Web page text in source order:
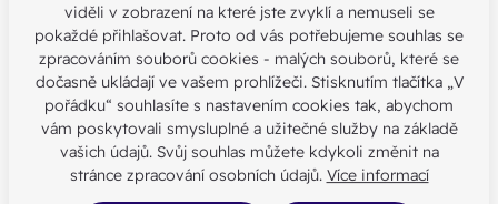
Katedra św. Piotra i Pawła
Rzymskokatolicka parafia przy Katedrze św. Piotra i
Pawła, Brno
Adres: Petrov 268/9, 602 00 Brno
Telefon: +420 543 235 031
E-mail: brno-katedrala@dieceze.cz
NIP (IČ): 65348681
viděli v zobrazení na které jste zvyklí a nemuseli se
pokaždé přihlašovat. Proto od vás potřebujeme souhlas se
zpracováním souborů cookies - malých souborů, které se
dočasně ukládají ve vašem prohlížeči. Stisknutím tlačítka „V
pořádku“ souhlasíte s nastavením cookies tak, abychom
vám poskytovali smysluplné a užitečné služby na základě
vašich údajů. Svůj souhlas můžete kdykoli změnit na
stránce zpracování osobních údajů. Více informací